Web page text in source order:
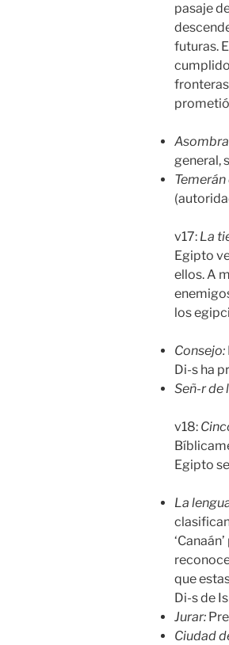
pasaje
futuras.
fronteras
prometió
general,
v17: La
Egipto
ellos. A
los
Consejo:
Di-s ha
Señ-r de
v18:
Egipto
La
que
Di-s de
Jurar:
Ciudad